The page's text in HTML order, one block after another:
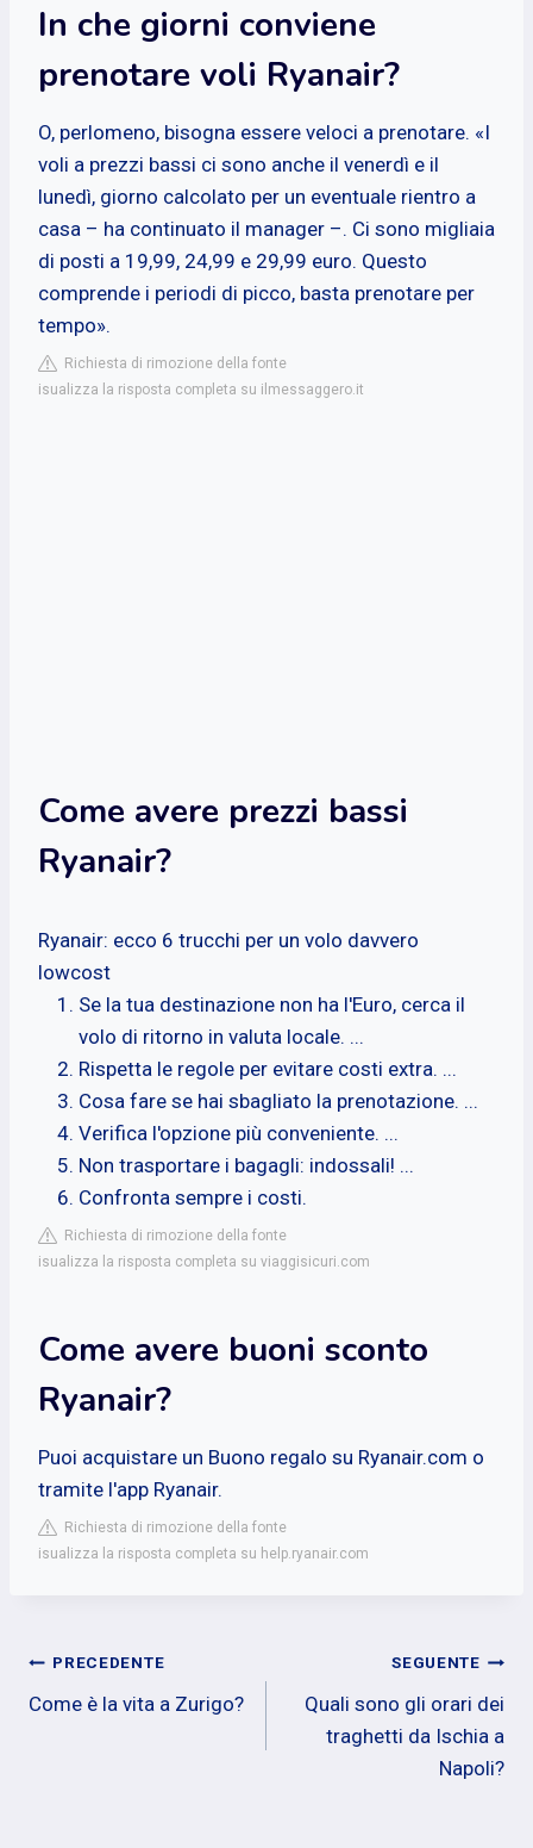
In che giorni conviene
prenotare voli Ryanair?
O, perlomeno, bisogna essere veloci a prenotare. «I
voli a prezzi bassi ci sono anche il venerdì e il
lunedì, giorno calcolato per un eventuale rientro a
casa – ha continuato il manager –. Ci sono migliaia
di posti a 19,99, 24,99 e 29,99 euro. Questo
comprende i periodi di picco, basta prenotare per
tempo».
Richiesta di rimozione della fonte
isualizza la risposta completa su ilmessaggero.it
Come avere prezzi bassi
Ryanair?
Ryanair: ecco 6 trucchi per un volo davvero
lowcost
Se la tua destinazione non ha l'Euro, cerca il
volo di ritorno in valuta locale. ...
Rispetta le regole per evitare costi extra. ...
Cosa fare se hai sbagliato la prenotazione. ...
Verifica l'opzione più conveniente. ...
Non trasportare i bagagli: indossali! ...
Confronta sempre i costi.
Richiesta di rimozione della fonte
isualizza la risposta completa su viaggisicuri.com
Come avere buoni sconto
Ryanair?
Puoi acquistare un Buono regalo su Ryanair.com o
tramite l'app Ryanair.
Richiesta di rimozione della fonte
isualizza la risposta completa su help.ryanair.com
Navigazione
articoli
PRECEDENTE
Come è la vita a Zurigo?
SEGUENTE
Quali sono gli orari dei
traghetti da Ischia a
Napoli?